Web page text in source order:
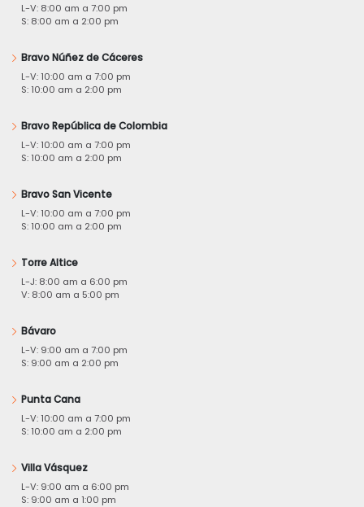
L-V: 8:00 am a 7:00 pm
S: 8:00 am a 2:00 pm
Bravo Núñez de Cáceres
L-V: 10:00 am a 7:00 pm
S: 10:00 am a 2:00 pm
Bravo República de Colombia
L-V: 10:00 am a 7:00 pm
S: 10:00 am a 2:00 pm
Bravo San Vicente
L-V: 10:00 am a 7:00 pm
S: 10:00 am a 2:00 pm
Torre Altice
L-J: 8:00 am a 6:00 pm
V: 8:00 am a 5:00 pm
Bávaro
L-V: 9:00 am a 7:00 pm
S: 9:00 am a 2:00 pm
Punta Cana
L-V: 10:00 am a 7:00 pm
S: 10:00 am a 2:00 pm
Villa Vásquez
L-V: 9:00 am a 6:00 pm
S: 9:00 am a 1:00 pm